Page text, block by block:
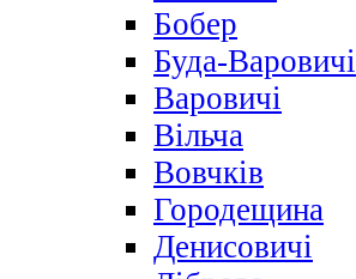
Бобер
Буда-Варовичі
Варовичі
Вільча
Вовчків
Городещина
Денисовичі